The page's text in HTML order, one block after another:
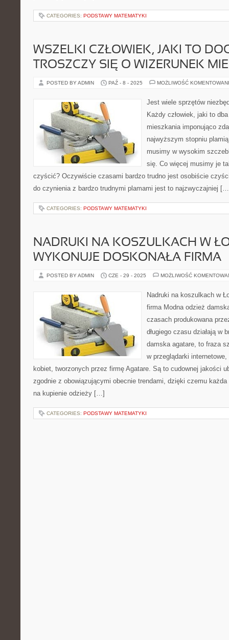
CATEGORIES: PODSTAWY MATEMATYKI
WSZELKI CZŁOWIEK, JAKI TO
TROSZCZY SIĘ O WIZERUNEK
POSTED BY ADMIN PAŹ - 8 - 2025 MOŻLIWOŚĆ
Jest wiele sprzętów
Każdy człowiek, jaki to
mieszkania imponująco
najwyższym stopniu
musimy w wysokim
się. Co więcej musimy je
czyścić? Oczywiście czasami bardzo trudno jest osobiście
do czynienia z bardzo trudnymi plamami jest to najzwyczajniej
CATEGORIES: PODSTAWY MATEMATYKI
NADRUKI NA KOSZULKACH W
WYKONUJE DOSKONAŁA FIRMA
POSTED BY ADMIN CZE - 29 - 2025 MOŻLIWOŚĆ
Nadruki na koszulkach w
firma Modna odzież
czasach produkowana
długiego czasu działają w
damska agatare, to fraza
w przeglądarki
kobiet, tworzonych przez firmę Agatare. Są to cudownej jakości
zgodnie z obowiązującymi obecnie trendami, dzięki czemu
na kupienie odzieży […]
CATEGORIES: PODSTAWY MATEMATYKI